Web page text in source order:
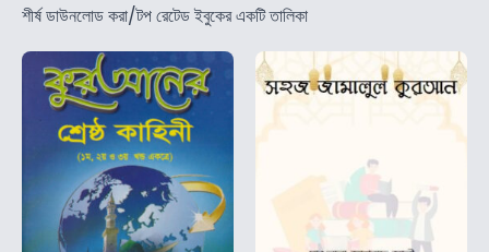
শীর্ষ ডাউনলোড করা/টপ রেটেড ইবুকের একটি তালিকা